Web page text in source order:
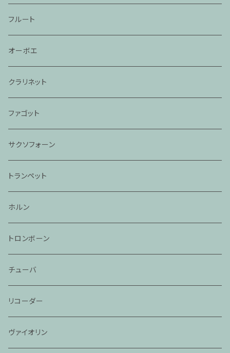
フルート
オーボエ
クラリネット
ファゴット
サクソフォーン
トランペット
ホルン
トロンボーン
チューバ
リコーダー
ヴァイオリン